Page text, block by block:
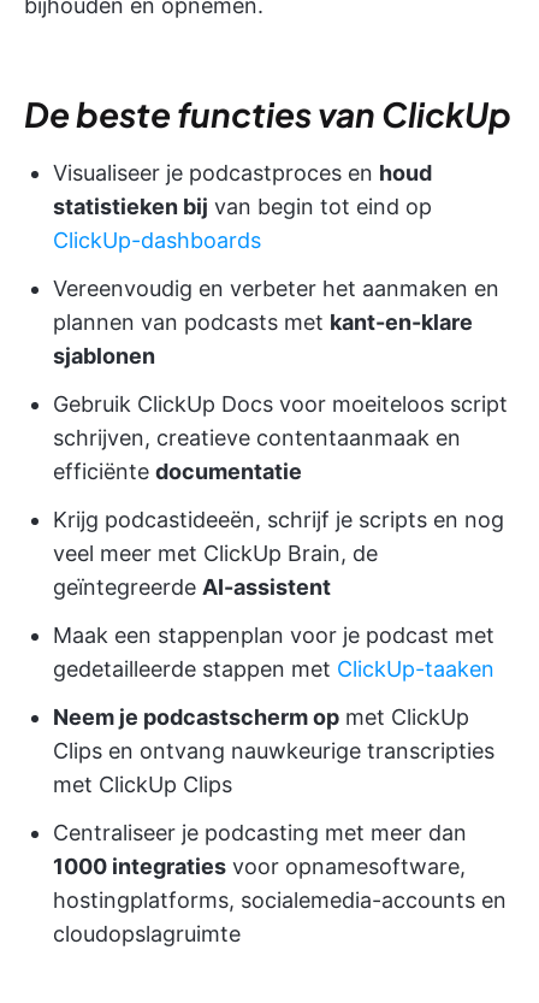
De beste functies van ClickUp
Visualiseer je podcastproces en houd
statistieken bij van begin tot eind op
ClickUp-dashboards
Vereenvoudig en verbeter het aanmaken en
plannen van podcasts met kant-en-klare
sjablonen
Gebruik ClickUp Docs voor moeiteloos script
schrijven, creatieve contentaanmaak en
efficiënte documentatie
Krijg podcastideeën, schrijf je scripts en nog
veel meer met ClickUp Brain, de
geïntegreerde AI-assistent
Maak een stappenplan voor je podcast met
gedetailleerde stappen met ClickUp-taaken
Neem je podcastscherm op met ClickUp
Clips en ontvang nauwkeurige transcripties
met ClickUp Clips
Centraliseer je podcasting met meer dan
1000 integraties voor opnamesoftware,
hostingplatforms, socialemedia-accounts en
cloudopslagruimte